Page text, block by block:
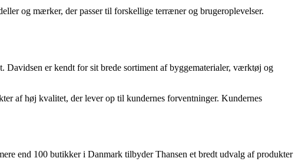
og mærker, der passer til forskellige terræner og brugeroplevelser.
er kendt for sit brede sortiment af byggematerialer, værktøj og
af høj kvalitet, der lever op til kundernes forventninger. Kundernes
end 100 butikker i Danmark tilbyder Thansen et bredt udvalg af produkter